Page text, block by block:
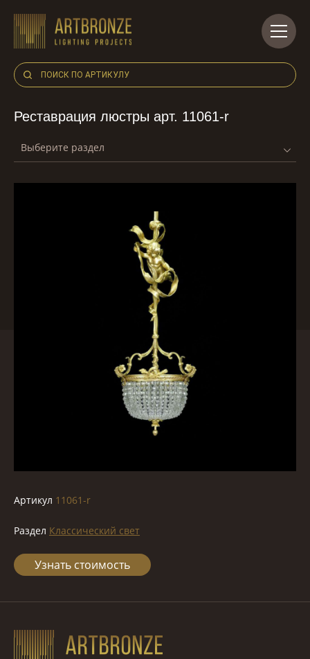
content
Реставрация люстры арт. 11061-r
Выберите раздел
Артикул 11061-r
Раздел Классический свет
Узнать стоимость